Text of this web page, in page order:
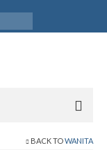
BACK TOWANITA